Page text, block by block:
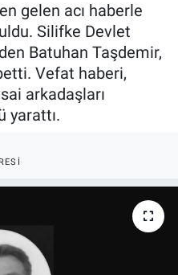
gelen acı haberle
Silifke Devlet
Batuhan Taşdemir,
Vefat haberi,
arkadaşları
yarattı.